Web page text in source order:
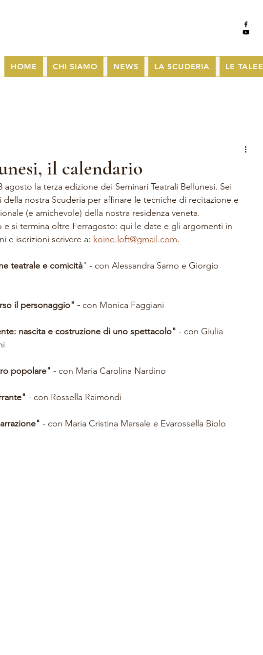
il calendario
agosto la terza edizione dei Seminari Teatrali Bellunesi. Sei
nostra Scuderia per affinare le tecniche di recitazione e
(e amichevole) della nostra residenza veneta.
e si termina oltre Ferragosto: qui le date e gli argomenti in
e iscrizioni scrivere a: koine.loft@gmail.com.
teatrale e comicità" - con Alessandra Sarno e Giorgio
il personaggio" - con Monica Faggiani
nascita e costruzione di uno spettacolo" - con Giulia
popolare" - con Maria Carolina Nardino
- con Rossella Raimondi
- con Maria Cristina Marsale e Evarossella Biolo
HOME CHI SIAMO NEWS LA SCUDERIA LE TALEE